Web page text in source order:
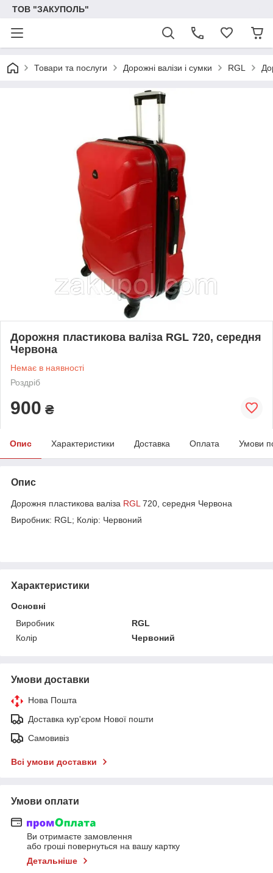
ТОВ "ЗАКУПОЛЬ"
Товари та послуги Дорожні валізи і сумки RGL
Дорожня пластикова валіза RGL 720, середня
Червона
Немає в наявності
Роздріб
900 ₴
Опис Характеристики Доставка Оплата Умови
Опис
Дорожня пластикова валіза RGL 720, середня Червона
Виробник: RGL; Колір: Червоний
Характеристики
Основні
Виробник
RGL
Колір
Червоний
Умови доставки
Нова Пошта
Доставка кур'єром Нової пошти
Самовивіз
Всі умови доставки
Умови оплати
Ви отримаєте замовлення
або гроші повернуться на вашу картку
Детальніше